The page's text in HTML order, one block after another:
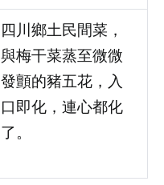
四川鄉土民間菜，
與梅干菜蒸至微微
發顫的豬五花，入
口即化，連心都化
了。